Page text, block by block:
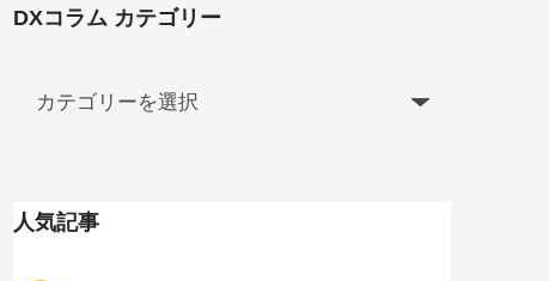
DXコラム カテゴリー
人気記事